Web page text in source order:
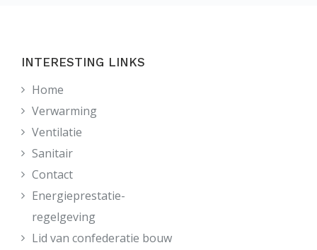
INTERESTING LINKS
Home
Verwarming
Ventilatie
Sanitair
Contact
Energieprestatie-
regelgeving
Lid van confederatie bouw